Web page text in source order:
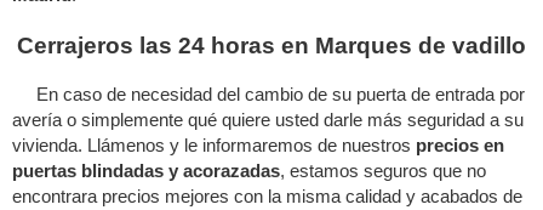
Cerrajeros las 24 horas en Marques de vadillo
En caso de necesidad del cambio de su puerta de entrada por
avería o simplemente qué quiere usted darle más seguridad a su
vivienda. Llámenos y le informaremos de nuestros precios en
puertas blindadas y acorazadas, estamos seguros que no
encontrara precios mejores con la misma calidad y acabados de